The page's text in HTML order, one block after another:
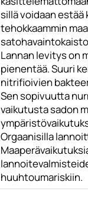
sillä voidaan
tehokkaammin
Lannan levitys on
pienentää. Suuri
nitrifioivien
Sen sopivuutta
vaikutusta sadon
Orgaanisilla
huuhtoumariskiin.